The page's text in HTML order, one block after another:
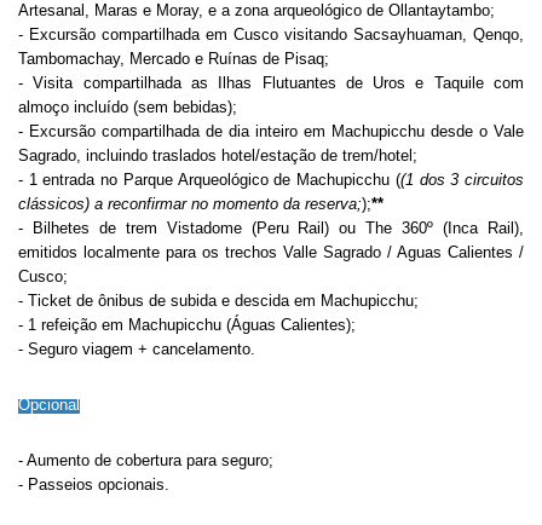
Artesanal, Maras e Moray, e a zona arqueológico de Ollantaytambo;
- Excursão compartilhada em Cusco visitando Sacsayhuaman, Qenqo,
Tambomachay, Mercado e Ruínas de Pisaq;
- Visita compartilhada as Ilhas Flutuantes de Uros e Taquile com
almoço incluído (sem bebidas);
- Excursão compartilhada de dia inteiro em Machupicchu desde o Vale
Sagrado, incluindo traslados hotel/estação de trem/hotel;
- 1 entrada no Parque Arqueológico de Machupicchu ((1 dos 3 circuitos
clássicos) a reconfirmar no momento da reserva;);**
- Bilhetes de trem Vistadome (Peru Rail) ou The 360º (Inca Rail),
emitidos localmente para os trechos Valle Sagrado / Aguas Calientes /
Cusco;
- Ticket de ônibus de subida e descida em Machupicchu;
- 1 refeição em Machupicchu (Águas Calientes);
- Seguro viagem + cancelamento.
Opcional
- Aumento de cobertura para seguro;
- Passeios opcionais.